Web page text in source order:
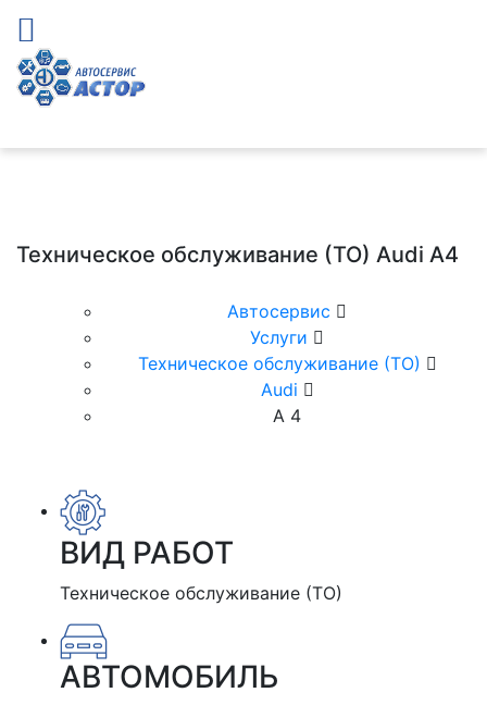
Техническое обслуживание (ТО) Audi A4
Автосервис
Услуги
Техническое обслуживание (ТО)
Audi
А 4
ВИД РАБОТ
Техническое обслуживание (ТО)
АВТОМОБИЛЬ